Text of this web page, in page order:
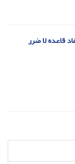
قاعده لا ضرر